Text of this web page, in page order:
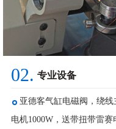
02. 专业设备
亚德客气缸电磁阀，绕
电机1000W，送带扭带雷赛